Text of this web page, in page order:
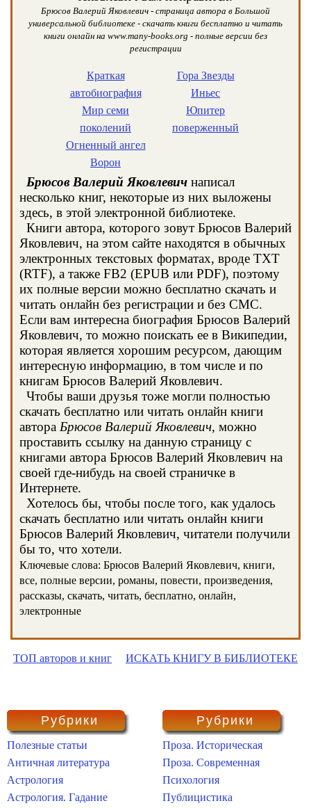
Брюсов Валерий Яковлевич - страница автора в Большой
универсальной библиотеке - скачать книги бесплатно и читать
книги онлайн на www.many-books.org - полные версии без
регистрации
Краткая
автобиография
Мир семи
поколений
Огненный ангел
Ворон
Гора Звезды
Иньес
Юпитер
поверженный
Брюсов Валерий Яковлевич написал
несколько книг, некоторые из них выложены
здесь, в этой электронной библиотеке.
Книги автора, которого зовут Брюсов Валерий
Яковлевич, на этом сайте находятся в обычных
электронных текстовых форматах, вроде TXT
(RTF), а также FB2 (EPUB или PDF), поэтому
их полные версии можно бесплатно скачать и
читать онлайн без регистрации и без СМС.
Если вам интересна биография Брюсов Валерий
Яковлевич, то можно поискать ее в Википедии,
которая является хорошим ресурсом, дающим
интересную информацию, в том числе и по
книгам Брюсов Валерий Яковлевич.
Чтобы ваши друзья тоже могли полностью
скачать бесплатно или читать онлайн книги
автора Брюсов Валерий Яковлевич, можно
проставить ссылку на данную страницу с
книгами автора Брюсов Валерий Яковлевич на
своей где-нибудь на своей страничке в
Интернете.
Хотелось бы, чтобы после того, как удалось
скачать бесплатно или читать онлайн книги
Брюсов Валерий Яковлевич, читатели получили
бы то, что хотели.
Ключевые слова: Брюсов Валерий Яковлевич, книги,
все, полные версии, романы, повести, произведения,
рассказы, скачать, читать, бесплатно, онлайн,
электронные
ТОП авторов и книг ИСКАТЬ КНИГУ В БИБЛИОТЕКЕ
Рубрики
Полезные статьи
Античная литература
Астрология
Астрология. Гадание
Рубрики
Проза. Историческая
Проза. Современная
Психология
Публицистика